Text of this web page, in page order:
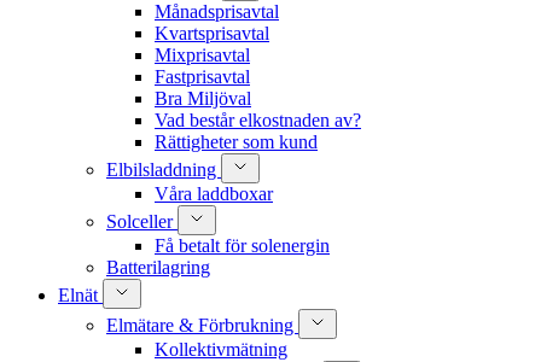
Månadsprisavtal
Kvartsprisavtal
Mixprisavtal
Fastprisavtal
Bra Miljöval
Vad består elkostnaden av?
Rättigheter som kund
Elbilsladdning
Våra laddboxar
Solceller
Få betalt för solenergin
Batterilagring
Elnät
Elmätare & Förbrukning
Kollektivmätning